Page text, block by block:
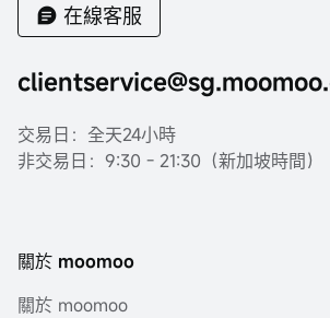
在線客服
交易日：全天24小時
非交易日：9:30 - 21:30（新加坡時間）
關於 moomoo
關於 moomoo